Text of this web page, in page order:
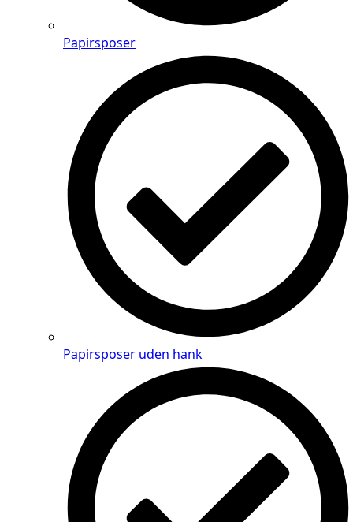
Papirsposer
Papirsposer uden hank